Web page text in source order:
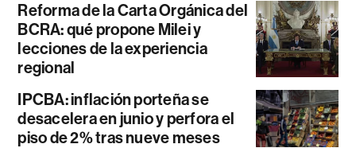
Reforma de la Carta Orgánica del
BCRA: qué propone Milei y
lecciones de la experiencia
regional
IPCBA: inflación porteña se
desacelera en junio y perfora el
piso de 2% tras nueve meses